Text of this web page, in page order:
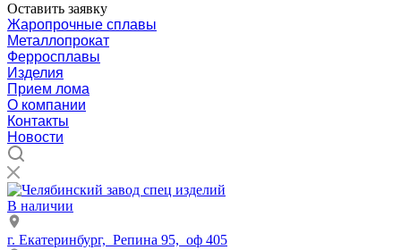
Оставить заявку
Жаропрочные сплавы
Металлопрокат
Ферросплавы
Изделия
Прием лома
О компании
Контакты
Новости
В наличии
г. Екатеринбург, Репина 95, оф 405